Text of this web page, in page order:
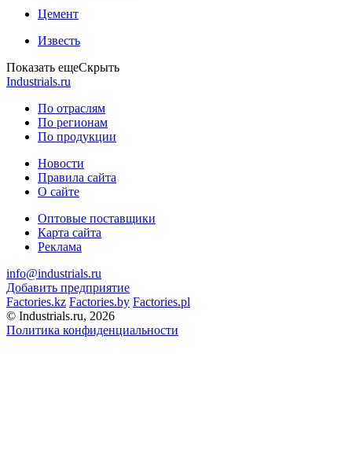
Цемент
Известь
Показать ещеСкрыть
Industrials.ru
По отраслям
По регионам
По продукции
Новости
Правила сайта
О сайте
Оптовые поставщики
Карта сайта
Реклама
info@industrials.ru
Добавить предприятие
Factories.kz Factories.by Factories.pl
© Industrials.ru, 2026
Политика конфиденциальности